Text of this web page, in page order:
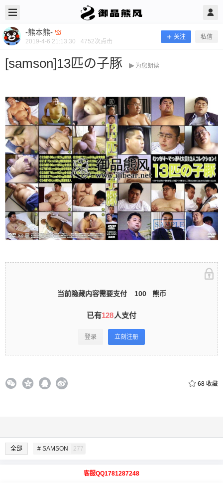
-熊本熊-
2019-4-6 21:13:30 4752次点击
关注 私信
[samson]13匹の子豚 为您朗读
当前隐藏内容需要支付 100 熊币
已有128人支付
登录 立刻注册
68 收藏
全部 # SAMSON 277
-熊本熊- @ 御品熊风 2019/4/06
[samson]13匹の子豚
当前隐藏内容需要支付100熊币 已有128人支付 登
录立刻注册 0 收藏
客服QQ1781287248